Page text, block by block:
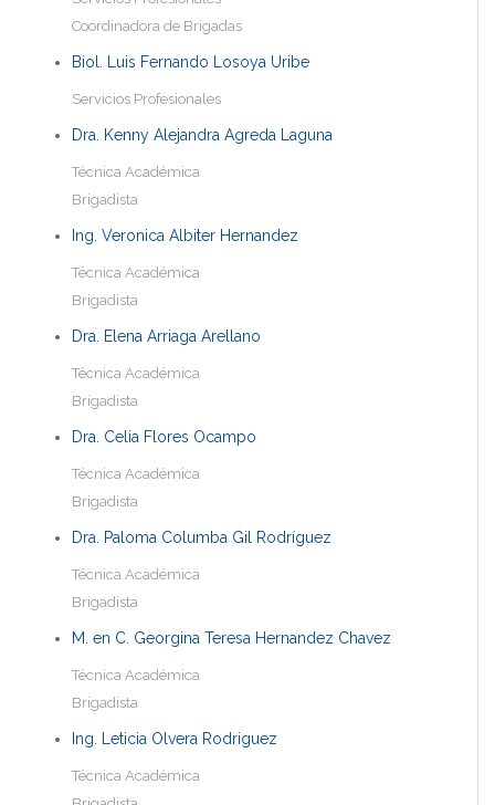
Coordinadora de Brigadas
Biol. Luis Fernando Losoya Uribe
Servicios Profesionales
Dra. Kenny Alejandra Agreda Laguna
Técnica Académica
Brigadista
Ing. Veronica Albiter Hernandez
Técnica Académica
Brigadista
Dra. Elena Arriaga Arellano
Técnica Académica
Brigadista
Dra. Celia Flores Ocampo
Técnica Académica
Brigadista
Dra. Paloma Columba Gil Rodríguez
Técnica Académica
Brigadista
M. en C. Georgina Teresa Hernandez Chavez
Técnica Académica
Brigadista
Ing. Leticia Olvera Rodriguez
Técnica Académica